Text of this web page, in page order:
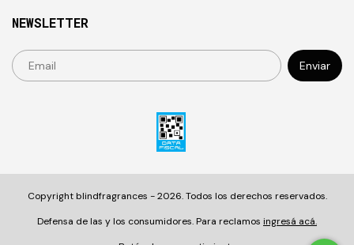
NEWSLETTER
Copyright blindfragrances - 2026. Todos los derechos reservados.
Defensa de las y los consumidores. Para reclamos ingresá acá.